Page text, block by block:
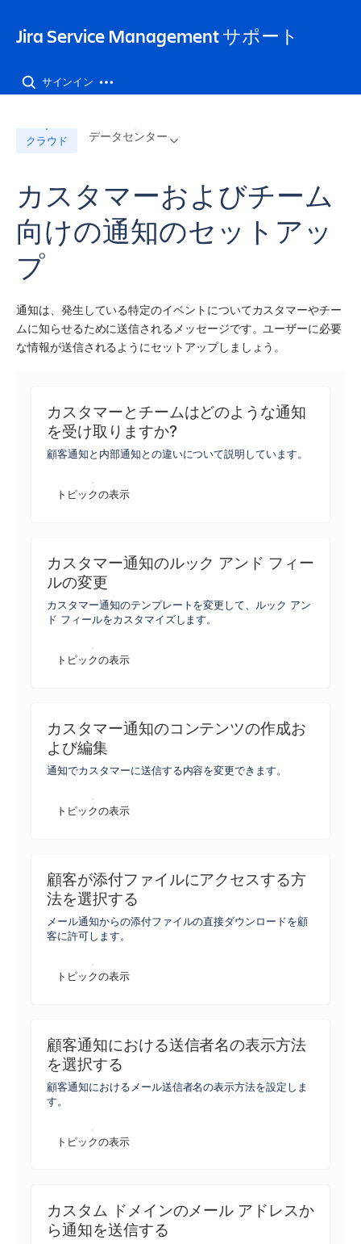
Jira Service Management サポート
サインイン
クラウド データセンター
カスタマーおよびチーム
向けの通知のセットアッ
プ
通知は、発生している特定のイベントについてカスタマーやチー
ムに知らせるために送信されるメッセージです。ユーザーに必要
な情報が送信されるようにセットアップしましょう。
カスタマーとチームはどのような通知
を受け取りますか?
顧客通知と内部通知との違いについて説明しています。
トピックの表示
カスタマー通知のルック アンド フィー
ルの変更
カスタマー通知のテンプレートを変更して、ルック アン
ド フィールをカスタマイズします。
トピックの表示
カスタマー通知のコンテンツの作成お
よび編集
通知でカスタマーに送信する内容を変更できます。
トピックの表示
顧客が添付ファイルにアクセスする方
法を選択する
メール通知からの添付ファイルの直接ダウンロードを顧
客に許可します。
トピックの表示
顧客通知における送信者名の表示方法
を選択する
顧客通知におけるメール送信者名の表示方法を設定しま
す。
トピックの表示
カスタム ドメインのメール アドレスか
ら通知を送信する